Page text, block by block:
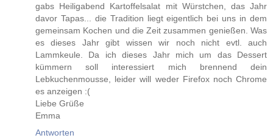
gabs Heiligabend Kartoffelsalat mit Würstchen, das Jahr
davor Tapas... die Tradition liegt eigentlich bei uns in dem
gemeinsam Kochen und die Zeit zusammen genießen. Was
es dieses Jahr gibt wissen wir noch nicht evtl. auch
Lammkeule. Da ich dieses Jahr mich um das Dessert
kümmern soll interessiert mich brennend dein
Lebkuchenmousse, leider will weder Firefox noch Chrome
es anzeigen :(
Liebe Grüße
Emma
Antworten